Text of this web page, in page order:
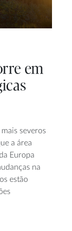
em
severos
a área
Europa
na
estão